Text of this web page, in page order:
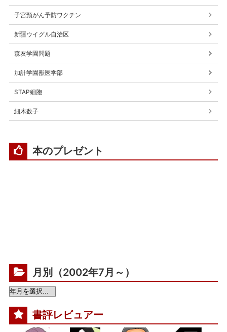
子宮頸がん予防ワクチン
新疆ウイグル自治区
森友学園問題
加計学園獣医学部
STAP細胞
細木数子
本のプレゼント
月別（2002年7月～）
書評レビュアー